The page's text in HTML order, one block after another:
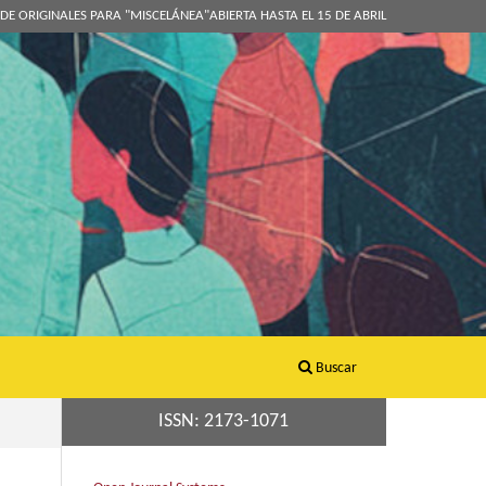
Buscar
ORIGINALES PARA "MISCELÁNEA"ABIERTA HASTA EL 15 DE ABRIL
ISSN: 2173-1071